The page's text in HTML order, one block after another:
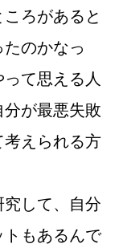
ろがあると
のかなっ
て思える人
が最悪失敗
えられる方
して、自分
もあるんで